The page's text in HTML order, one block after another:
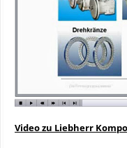
Video zu Liebherr